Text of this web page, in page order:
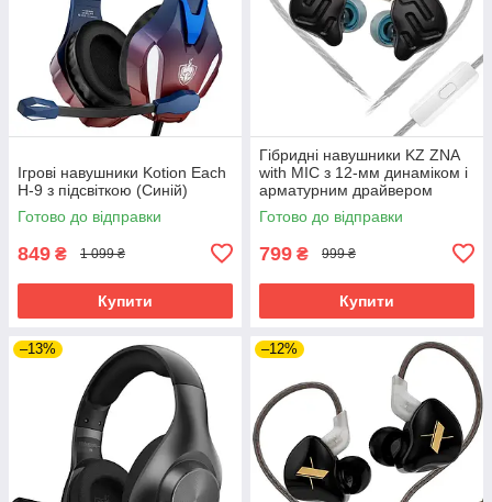
Ігрові навушники Kotion Each
H-9 з підсвіткою (Синій)
Готово до відправки
849 ₴ 1 099 ₴
Купити
Гібридні навушники KZ ZNA
with MIC з 12-мм динаміком і
арматурним драйвером
(Чорний)
Готово до відправки
799 ₴ 999 ₴
Купити
–13% –12%